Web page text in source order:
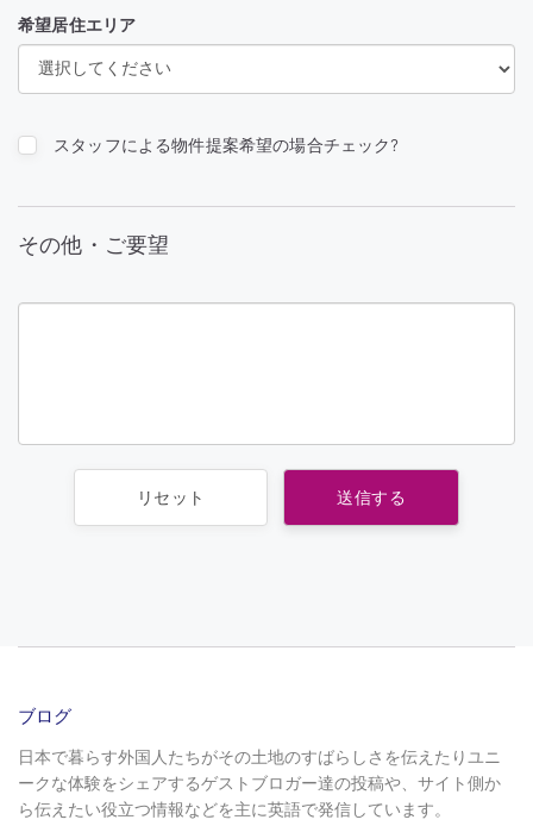
希望居住エリア
スタッフによる物件提案希望の場合チェック?
その他・ご要望
ブログ
日本で暮らす外国人たちがその土地のすばらしさを伝えたりユニ
ークな体験をシェアするゲストブロガー達の投稿や、サイト側か
ら伝えたい役立つ情報などを主に英語で発信しています。